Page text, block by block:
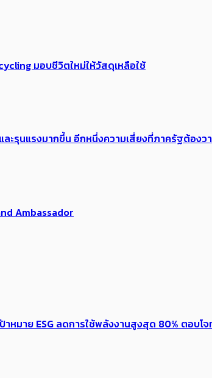
มอบชีวิตใหม่ให้วัสดุเหลือใช้
ะรุนแรงมากขึ้น อีกหนึ่งความเสี่ยงที่ภาครัฐต้อง
Ambassador
หมาย ESG ลดการใช้พลังงานสูงสุด 80% ตอบโ